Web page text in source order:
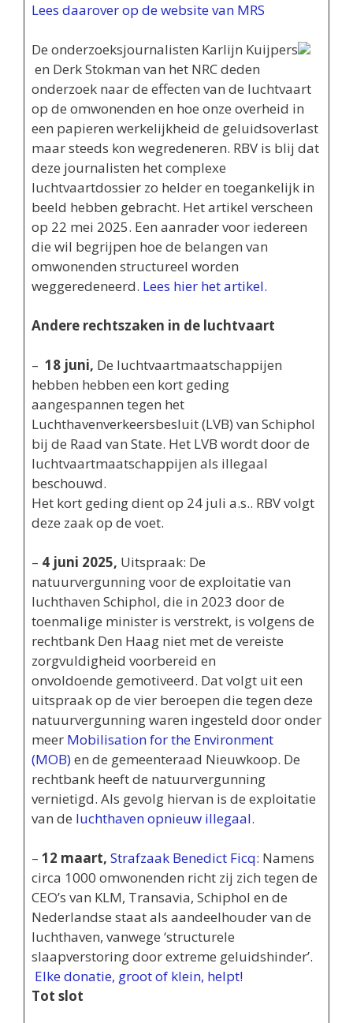
Lees daarover op de website van MRS
De onderzoeksjournalisten Karlijn Kuijpers
en Derk Stokman van het NRC deden
onderzoek naar de effecten van de luchtvaart
op de omwonenden en hoe onze overheid in
een papieren werkelijkheid de geluidsoverlast
maar steeds kon wegredeneren. RBV is blij dat
deze journalisten het complexe
luchtvaartdossier zo helder en toegankelijk in
beeld hebben gebracht. Het artikel verscheen
op 22 mei 2025. Een aanrader voor iedereen
die wil begrijpen hoe de belangen van
omwonenden structureel worden
weggeredeneerd. Lees hier het artikel.
Andere rechtszaken in de luchtvaart
– 18 juni, De luchtvaartmaatschappijen
hebben hebben een kort geding
aangespannen tegen het
Luchthavenverkeersbesluit (LVB) van Schiphol
bij de Raad van State. Het LVB wordt door de
luchtvaartmaatschappijen als illegaal
beschouwd.
Het kort geding dient op 24 juli a.s.. RBV volgt
deze zaak op de voet.
– 4 juni 2025, Uitspraak: De
natuurvergunning voor de exploitatie van
luchthaven Schiphol, die in 2023 door de
toenmalige minister is verstrekt, is volgens de
rechtbank Den Haag niet met de vereiste
zorgvuldigheid voorbereid en
onvoldoende gemotiveerd. Dat volgt uit een
uitspraak op de vier beroepen die tegen deze
natuurvergunning waren ingesteld door onder
meer Mobilisation for the Environment
(MOB)en de gemeenteraad Nieuwkoop. De
rechtbank heeft de natuurvergunning
vernietigd. Als gevolg hiervan is de exploitatie
van de luchthaven opnieuw illegaal.
– 12 maart, Strafzaak Benedict Ficq: Namens
circa 1000 omwonenden richt zij zich tegen de
CEO’s van KLM, Transavia, Schiphol en de
Nederlandse staat als aandeelhouder van de
luchthaven, vanwege ‘structurele
slaapverstoring door extreme geluidshinder’.
Elke donatie, groot of klein, helpt!
Tot slot